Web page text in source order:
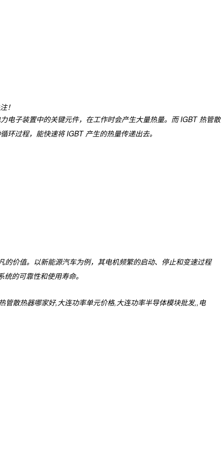
！
电子装置中的关键元件，在工作时会产生大量热量。而 IGBT 热管散
过程，能快速将 IGBT 产生的热量传递出去。
价值。以新能源汽车为例，其电机频繁的启动、停止和变速过程
的可靠性和使用寿命。
散热器哪家好,大连功率单元价格,大连功率半导体模块批发,,电